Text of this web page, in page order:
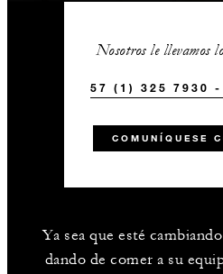
Nosotros le llevamos
57 (1) 325 7930 -
COMUNÍQUESE
Ya sea que esté
dando de comer a su